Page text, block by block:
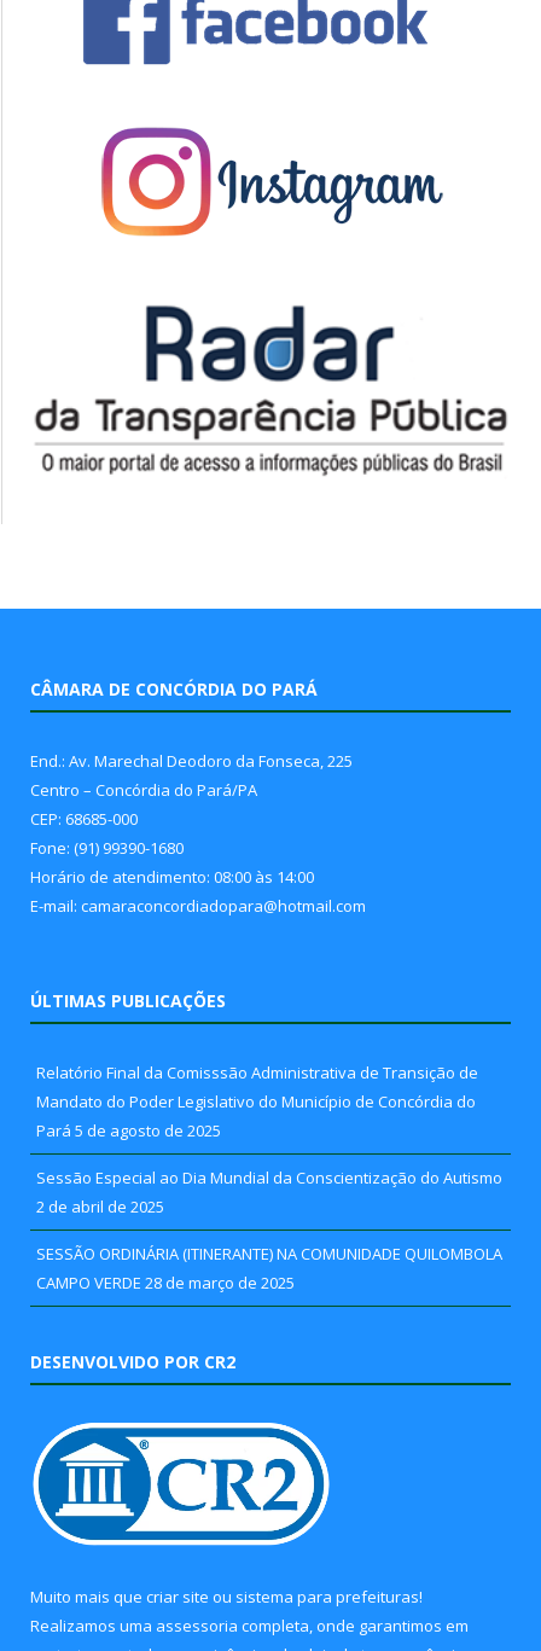
CÂMARA DE CONCÓRDIA DO PARÁ
End.: Av. Marechal Deodoro da Fonseca, 225
Centro – Concórdia do Pará/PA
CEP: 68685-000
Fone: (91) 99390-1680
Horário de atendimento: 08:00 às 14:00
E-mail: camaraconcordiadopara@hotmail.com
ÚLTIMAS PUBLICAÇÕES
Relatório Final da Comisssão Administrativa de Transição de
Mandato do Poder Legislativo do Município de Concórdia do
Pará 5 de agosto de 2025
Sessão Especial ao Dia Mundial da Conscientização do Autismo
2 de abril de 2025
SESSÃO ORDINÁRIA (ITINERANTE) NA COMUNIDADE QUILOMBOLA
CAMPO VERDE 28 de março de 2025
DESENVOLVIDO POR CR2
Muito mais que criar site ou sistema para prefeituras!
Realizamos uma assessoria completa, onde garantimos em